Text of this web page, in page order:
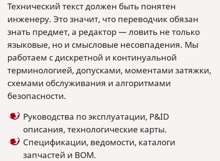
Технический текст должен быть понятен
инженеру. Это значит, что переводчик обязан
знать предмет, а редактор — ловить не только
языковые, но и смысловые несовпадения. Мы
работаем с дискретной и континуальной
терминологией, допусками, моментами затяжки,
схемами обслуживания и алгоритмами
безопасности.
Руководства по эксплуатации, P&ID
описания, технологические карты.
Спецификации, ведомости, каталоги
запчастей и BOM.